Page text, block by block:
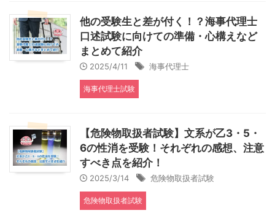
他の受験生と差が付く！？海事代理士
口述試験に向けての準備・心構えなど
まとめて紹介
2025/4/11 海事代理士
海事代理士試験
【危険物取扱者試験】文系が乙3・5・
6の性消を受験！それぞれの感想、注意
すべき点を紹介！
2025/3/14 危険物取扱者試験
危険物取扱者試験